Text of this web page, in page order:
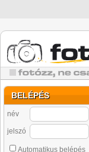
BELÉPÉS
név
jelszó
Automatikus belépés